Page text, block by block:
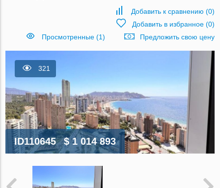
Добавить к сравнению (0)
Добавить в избранное(0)
Просмотренные (1)
Предложить свою цену
321
ID110645 $ 1 014 893